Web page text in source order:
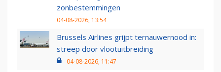
zonbestemmingen
04-08-2026, 13:54
Brussels Airlines grijpt ternauwernood in:
streep door vlootuitbreiding
04-08-2026, 11:47